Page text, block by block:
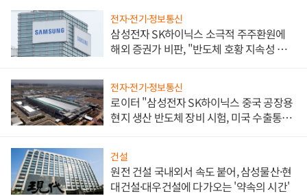
전자·전기·정보통신
삼성전자 SK하이닉스 소극적 주주환원에
해외 증권가 비판, "반도체 호황 지속성 의
전자·전기·정보통신
로이터 "삼성전자 SK하이닉스 중국 공장용
현지 생산 반도체 장비 시험, 미국 수출통제
건설
원전 건설 국내외서 속도 붙어, 삼성물산·현
대건설·대우건설에 다가오는 '약속의 시간'